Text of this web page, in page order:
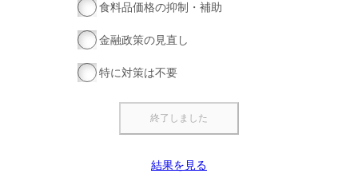
食料品価格の抑制・補助
金融政策の見直し
特に対策は不要
結果を見る